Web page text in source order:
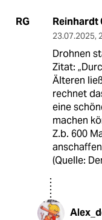
RG Reinhardt
23.07.2025,
Drohnen
Zitat:
Älteren
rechnet
eine
machen
Z.b. 600
(Quelle: